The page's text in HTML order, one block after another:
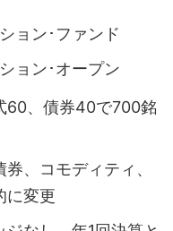
ョン･ファンド
ョン･オープン
60、債券40で700銘
、コモディティ、
に変更